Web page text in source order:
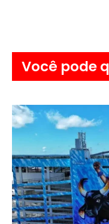
Você pode